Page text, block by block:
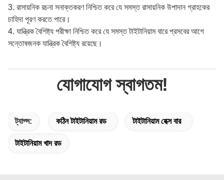
3. রাসায়নিক রচনা সনাক্তকরণ নিশ্চিত করে যে সমস্ত রাসায়নিক উপাদান গ্রাহকের
চাহিদা পূরণ করতে পারে।
4. যান্ত্রিক বৈশিষ্ট্য পরীক্ষা নিশ্চিত করে যে সমস্ত টাইটানিয়াম বারে প্রসবের আগে
সন্তোষজনক যান্ত্রিক বৈশিষ্ট্য রয়েছে।
যোগাযোগ স্বাগতম!
ট্যাগ্স: কঠিন টাইটানিয়াম রড টাইটানিয়াম হেক্স বার
টাইটানিয়াম খাদ রড